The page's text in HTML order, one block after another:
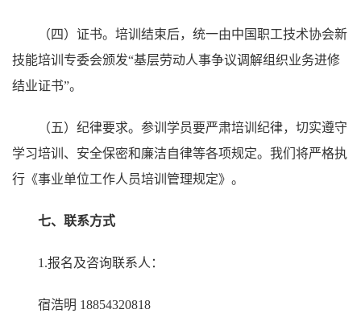
（四）证书。培训结束后，统一由中国职工技术协会新
技能培训专委会颁发“基层劳动人事争议调解组织业务进修
结业证书”。
（五）纪律要求。参训学员要严肃培训纪律，切实遵守
学习培训、安全保密和廉洁自律等各项规定。我们将严格执
行《事业单位工作人员培训管理规定》。
七、联系方式
1.报名及咨询联系人：
宿浩明 18854320818